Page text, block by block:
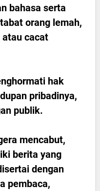
bahasa serta
orang lemah,
cacat
hak
pribadinya,
publik.
mencabut,
berita yang
dengan
pembaca,